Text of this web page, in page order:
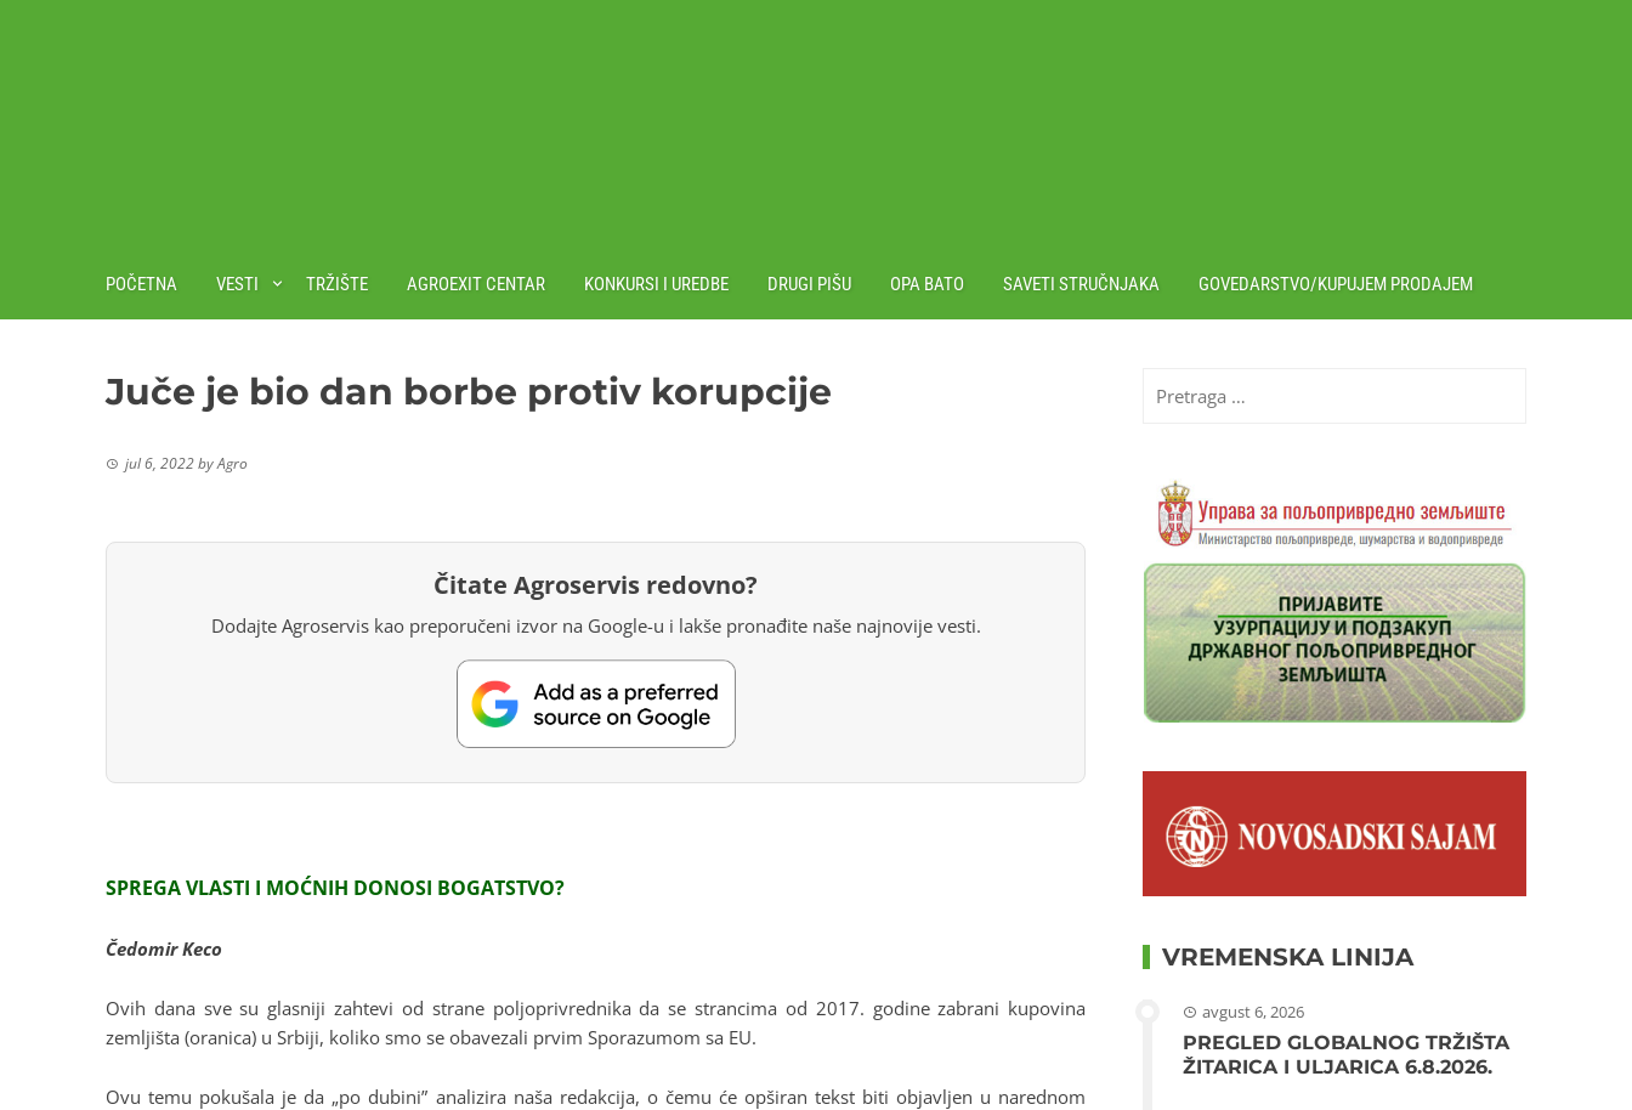
POČETNA VESTI TRŽIŠTE AGROEXIT CENTAR KONKURSI I UREDBE DRUGI PIŠU OPA BATO SAVETI STRUČNJAKA GOVEDARSTVO/KUPUJEM PRODAJEM
Juče je bio dan borbe protiv korupcije
jul 6, 2022byAgro
Čitate Agroservis redovno?
Dodajte Agroservis kao preporučeni izvor na Google-u i lakše pronađite naše najnovije vesti.
SPREGA VLASTI I MOĆNIH DONOSI BOGATSTVO?
Čedomir Keco
Ovih dana sve su glasniji zahtevi od strane poljoprivrednika da se strancima od 2017. godine zabrani kupovina
zemljišta (oranica) u Srbiji, koliko smo se obavezali prvim Sporazumom sa EU.
Ovu temu pokušala je da „po dubini” analizira naša redakcija, o čemu će opširan tekst biti objavljen u narednom
za:
VREMENSKA LINIJA
avgust 6, 2026
PREGLED GLOBALNOG TRŽIŠTA
ŽITARICA I ULJARICA 6.8.2026.